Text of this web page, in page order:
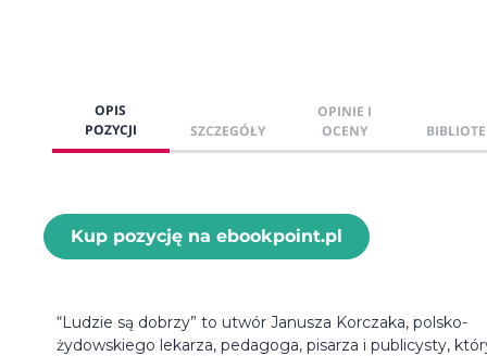
OPIS
POZYCJI
SZCZEGÓŁY
OPINIE I
OCENY
Kup pozycję na ebookpoint.pl
“Ludzie są dobrzy” to utwór Janusza Korczaka, polsko-
żydowskiego lekarza, pedagoga, pisarza i publicysty,